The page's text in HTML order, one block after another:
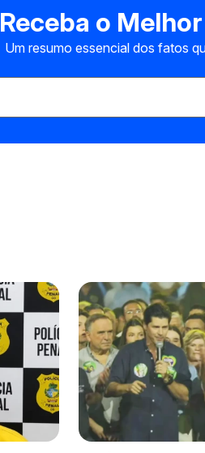
Receba o
Um resumo essencial dos fatos